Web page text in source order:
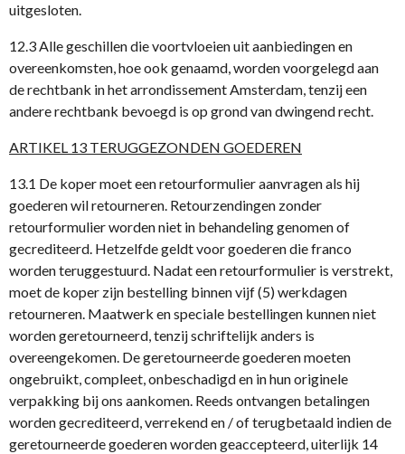
uitgesloten.
12.3 Alle geschillen die voortvloeien uit aanbiedingen en
overeenkomsten, hoe ook genaamd, worden voorgelegd aan
de rechtbank in het arrondissement Amsterdam, tenzij een
andere rechtbank bevoegd is op grond van dwingend recht.
ARTIKEL 13 TERUGGEZONDEN GOEDEREN
13.1 De koper moet een retourformulier aanvragen als hij
goederen wil retourneren. Retourzendingen zonder
retourformulier worden niet in behandeling genomen of
gecrediteerd. Hetzelfde geldt voor goederen die franco
worden teruggestuurd. Nadat een retourformulier is verstrekt,
moet de koper zijn bestelling binnen vijf (5) werkdagen
retourneren. Maatwerk en speciale bestellingen kunnen niet
worden geretourneerd, tenzij schriftelijk anders is
overeengekomen. De geretourneerde goederen moeten
ongebruikt, compleet, onbeschadigd en in hun originele
verpakking bij ons aankomen. Reeds ontvangen betalingen
worden gecrediteerd, verrekend en / of terugbetaald indien de
geretourneerde goederen worden geaccepteerd, uiterlijk 14